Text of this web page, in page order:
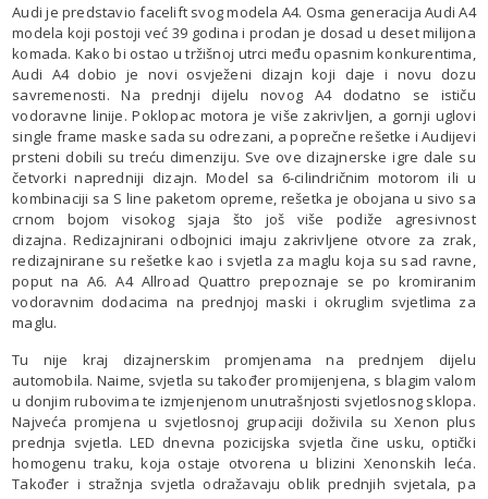
Audi je predstavio facelift svog modela A4. Osma generacija Audi A4
modela koji postoji već 39 godina i prodan je dosad u deset milijona
komada. Kako bi ostao u tržišnoj utrci među opasnim konkurentima,
Audi A4 dobio je novi osvježeni dizajn koji daje i novu dozu
savremenosti. Na prednji dijelu novog A4 dodatno se ističu
vodoravne linije. Poklopac motora je više zakrivljen, a gornji uglovi
single frame maske sada su odrezani, a poprečne rešetke i Audijevi
prsteni dobili su treću dimenziju. Sve ove dizajnerske igre dale su
četvorki napredniji dizajn. Model sa 6-cilindričnim motorom ili u
kombinaciji sa S line paketom opreme, rešetka je obojana u sivo sa
crnom bojom visokog sjaja što još više podiže agresivnost
dizajna. Redizajnirani odbojnici imaju zakrivljene otvore za zrak,
redizajnirane su rešetke kao i svjetla za maglu koja su sad ravne,
poput na A6. A4 Allroad Quattro prepoznaje se po kromiranim
vodoravnim dodacima na prednjoj maski i okruglim svjetlima za
maglu.
Tu nije kraj dizajnerskim promjenama na prednjem dijelu
automobila. Naime, svjetla su također promijenjena, s blagim valom
u donjim rubovima te izmjenjenom unutrašnjosti svjetlosnog sklopa.
Najveća promjena u svjetlosnoj grupaciji doživila su Xenon plus
prednja svjetla. LED dnevna pozicijska svjetla čine usku, optički
homogenu traku, koja ostaje otvorena u blizini Xenonskih leća.
Također i stražnja svjetla odražavaju oblik prednjih svjetala, pa